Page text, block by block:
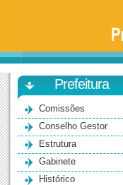
Universidade
São
Paulo
-
BauruPrefeitura
Comissões
Conselho Gestor
Estrutura
Gabinete
Histórico